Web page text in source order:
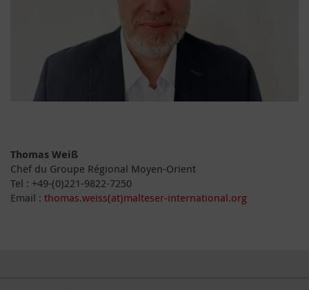
Thomas Weiß
Chef du Groupe Régional Moyen-Orient
Tel : +49-(0)221-9822-7250
Email : thomas.weiss(at)malteser-international.org